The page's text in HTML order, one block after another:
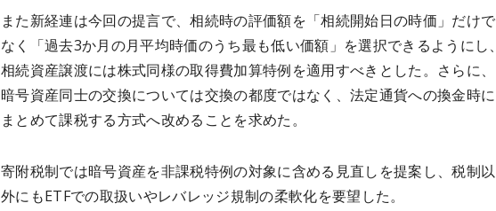
また新経連は今回の提言で、相続時の評価額を「相続開始日の時価」だけで
なく「過去3か月の月平均時価のうち最も低い価額」を選択できるようにし、
相続資産譲渡には株式同様の取得費加算特例を適用すべきとした。さらに、
暗号資産同士の交換については交換の都度ではなく、法定通貨への換金時に
まとめて課税する方式へ改めることを求めた。
寄附税制では暗号資産を非課税特例の対象に含める見直しを提案し、税制以
外にもETFでの取扱いやレバレッジ規制の柔軟化を要望した。